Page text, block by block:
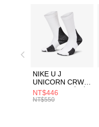
NIKE U J
UNICORN CRW
1PR -160 男女 中
統襪 FZ3393100
NT$446
NT$550